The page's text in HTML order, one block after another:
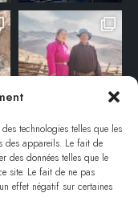
technologies telles que les
des appareils. Le fait de
des données telles que le
site. Le fait de ne pas
effet négatif sur certaines